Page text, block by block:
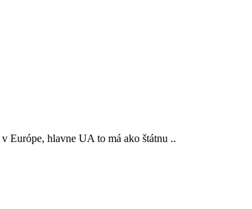
Európe, hlavne UA to má ako štátnu ..